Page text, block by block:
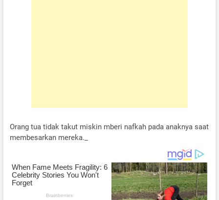
Orang tua tidak takut miskin mberi nafkah pada anaknya saat
membesarkan mereka._